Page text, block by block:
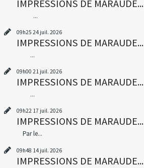
IMPRESSIONS DE MARAUDE...
...
09h25 24 juil. 2026
IMPRESSIONS DE MARAUDE...
...
09h00 21 juil. 2026
IMPRESSIONS DE MARAUDE...
...
09h22 17 juil. 2026
IMPRESSIONS DE MARAUDE...
Par le...
09h48 14 juil. 2026
IMPRESSIONS DE MARAUDE...